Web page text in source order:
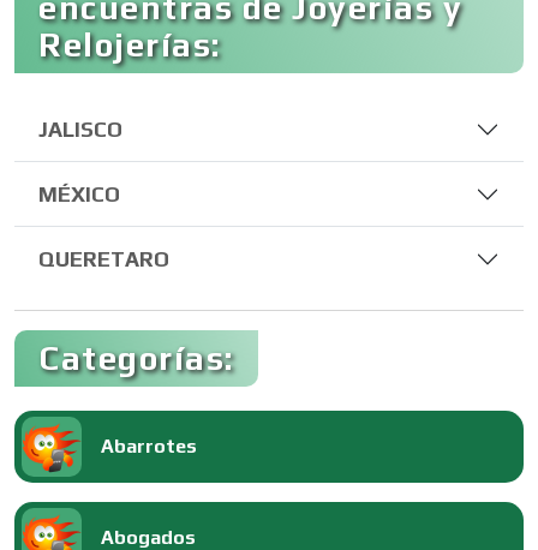
encuentras de Joyerías y
Relojerías:
JALISCO
MÉXICO
QUERETARO
Categorías:
Abarrotes
Abogados